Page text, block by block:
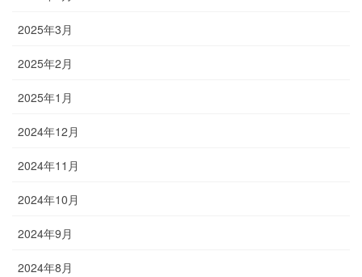
2025年3月
2025年2月
2025年1月
2024年12月
2024年11月
2024年10月
2024年9月
2024年8月